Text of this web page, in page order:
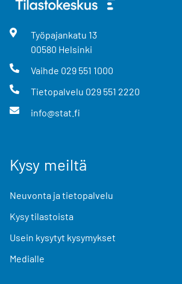
Työpajankatu 13
00580 Helsinki
Vaihde 029 551 1000
Tietopalvelu 029 551 2220
info@stat.fi
Kysy meiltä
Neuvonta ja tietopalvelu
Kysy tilastoista
Usein kysytyt kysymykset
Medialle